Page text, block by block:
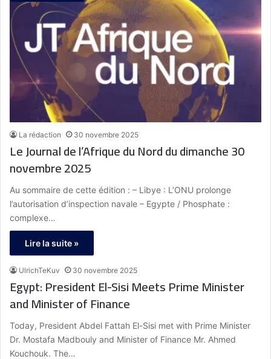
La rédaction 30 novembre 2025
Le Journal de l’Afrique du Nord du dimanche 30
novembre 2025
Au sommaire de cette édition : – Libye : L’ONU prolonge
l’autorisation d’inspection navale – Egypte / Phosphate :
complexe…
Lire la suite »
UlrichTeKuv 30 novembre 2025
Egypt: President El-Sisi Meets Prime Minister
and Minister of Finance
Today, President Abdel Fattah El-Sisi met with Prime Minister
Dr. Mostafa Madbouly and Minister of Finance Mr. Ahmed
Kouchouk. The…